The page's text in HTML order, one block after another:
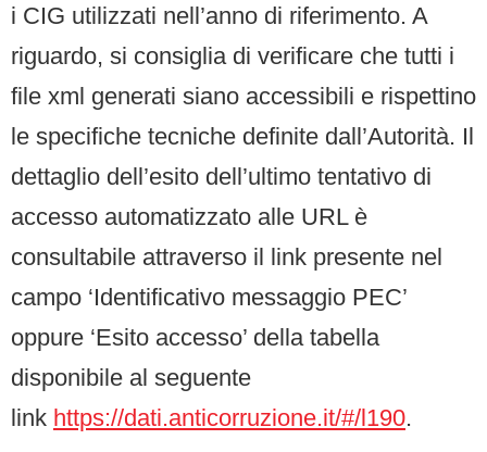
i CIG utilizzati nell’anno di riferimento. A
riguardo, si consiglia di verificare che tutti i
file xml generati siano accessibili e rispettino
le specifiche tecniche definite dall’Autorità. Il
dettaglio dell’esito dell’ultimo tentativo di
accesso automatizzato alle URL è
consultabile attraverso il link presente nel
campo ‘Identificativo messaggio PEC’
oppure ‘Esito accesso’ della tabella
disponibile al seguente
link https://dati.anticorruzione.it/#/l190.